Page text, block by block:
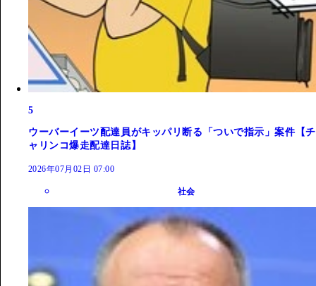
5
ウーバーイーツ配達員がキッパリ断る「ついで指示」案件【チ
ャリンコ爆走配達日誌】
2026年07月02日 07:00
社会